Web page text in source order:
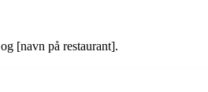
[navn på restaurant].